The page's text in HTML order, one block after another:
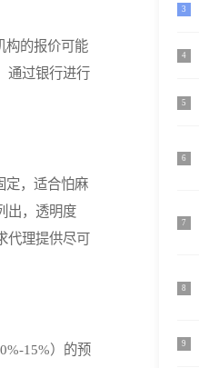
的报价可能
通过银行进行
，适合怕麻
出，透明度
代理提供尽可
15%）的预
3
4
5
6
7
8
9